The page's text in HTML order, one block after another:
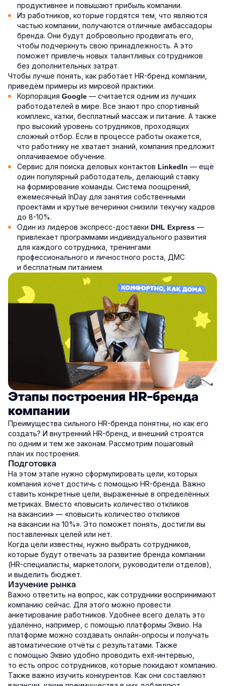
продуктивнее и повышают прибыль компании.
Из работников, которые гордятся тем, что являются
частью компании, получаются отличные амбассадоры
бренда. Они будут добровольно продвигать его,
чтобы подчеркнуть свою принадлежность. А это
поможет привлечь новых талантливых сотрудников
без дополнительных затрат.
Чтобы лучше понять, как работает HR-бренд компании,
приведём примеры из мировой практики.
Корпорация Google — считается одним из лучших
работодателей в мире. Все знают про спортивный
комплекс, катки, бесплатный массаж и питание. А также
про высокий уровень сотрудников, проходящих
сложный отбор. Если в процессе работы окажется,
что работнику не хватает знаний, компания предложит
оплачиваемое обучение.
Сервис для поиска деловых контактов LinkedIn — ещё
один популярный работодатель, делающий ставку
на формирование команды. Система поощрений,
ежемесячный InDay для занятия собственными
проектами и крутые вечеринки снизили текучку кадров
до 8-10%.
Один из лидеров экспресс-доставки DHL Express —
привлекает программами индивидуального развития
для каждого сотрудника, тренингами
профессионального и личностного роста, ДМС
и бесплатным питанием.
Этапы построения HR-бренда
компании
Преимущества сильного HR-бренда понятны, но как его
создать? И внутренний HR-бренд, и внешний строятся
по одним и тем же законам. Рассмотрим пошаговый
план их построения.
Подготовка
На этом этапе нужно сформулировать цели, которых
компания хочет достичь с помощью HR-бренда. Важно
ставить конкретные цели, выраженные в определённых
метриках. Вместо «повысить количество откликов
на вакансии» — «повысить количество откликов
на вакансии на 10%». Это поможет понять, достигли вы
поставленных целей или нет.
Когда цели известны, нужно выбрать сотрудников,
которые будут отвечать за развитие бренда компании
(HR-специалисты, маркетологи, руководители отделов),
и выделить бюджет.
Изучение рынка
Важно ответить на вопрос, как сотрудники воспринимают
компанию сейчас. Для этого можно провести
анкетирование работников. Удобнее всего делать это
удалённо, например, с помощью платформы Эквио. На
платформе можно создавать онлайн-опросы и получать
автоматические отчёты с результатами. Также
с помощью Эквио удобно проводить exit-интервью,
то есть опрос сотрудников, которые покидают компанию.
Также важно изучить конкурентов. Как они составляют